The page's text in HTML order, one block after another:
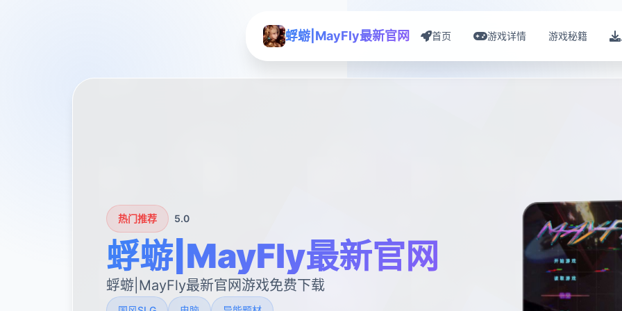
蜉蝣|MayFly最新官网 首页 游戏详情 游戏秘籍
热门推荐 5.0
蜉蝣|MayFly最新官网
蜉蝣|MayFly最新官网游戏免费下载